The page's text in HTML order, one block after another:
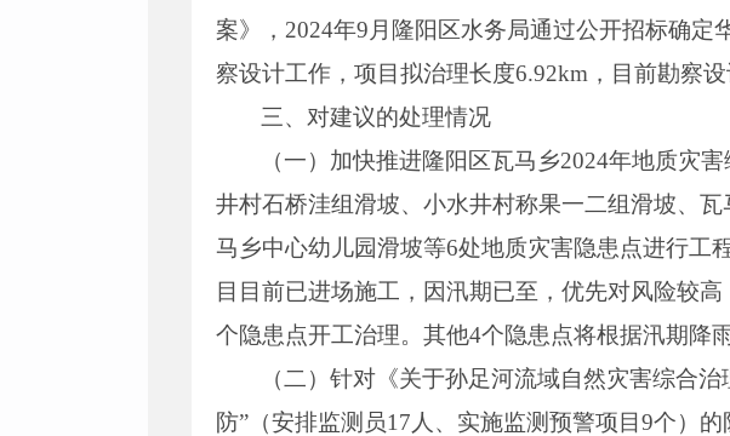
案》，2024年9月隆阳区水务局通过公开招标确
察设计工作，项目拟治理长度6.92km，目前勘察设
三、对建议的处理情况
（一）加快推进隆阳区瓦马乡2024年地质灾
井村石桥洼组滑坡、小水井村称果一二组滑坡、
马乡中心幼儿园滑坡等6处地质灾害隐患点进行工
目目前已进场施工，因汛期已至，优先对风险较
个隐患点开工治理。其他4个隐患点将根据汛期降
（二）针对《关于孙足河流域自然灾害综合
防”（安排监测员17人、实施监测预警项目9个）